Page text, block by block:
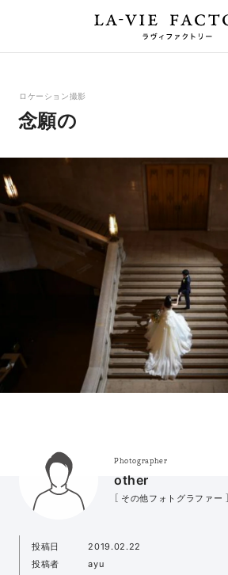
ロケーション撮影
念願の
Photographer
other
［ その他フォトグラファー ］
投稿日
2019.02.22
投稿者
ayu